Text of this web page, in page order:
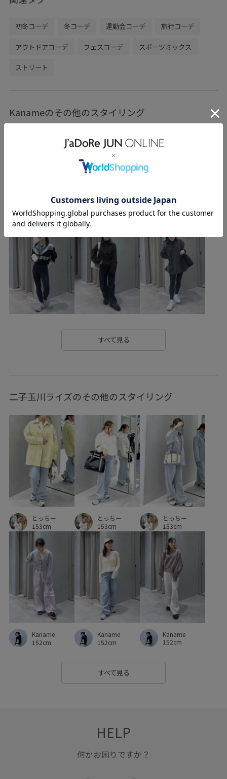
初冬コーデ 冬コーデ 運動会コーデ 旅行コーデ
アウトドアコーデ フェスコーデ スポーツミックス
ストリート
Kanameのその他のスタイリング
すべて見る
二子玉川ライズのその他のスタイリング
とっちー
153cm
とっちー
153cm
とっちー
153cm
Kaname
152cm
Kaname
152cm
Kaname
152cm
すべて見る
HELP
何かお困りですか？